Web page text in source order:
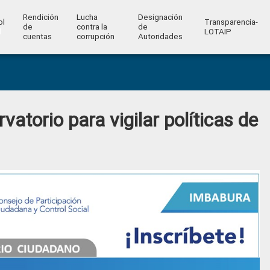
Rendición
de
cuentas
Lucha
contra la
corrupción
Designación
de
Autoridades
Transparencia-
LOTAIP
para vigilar políticas de